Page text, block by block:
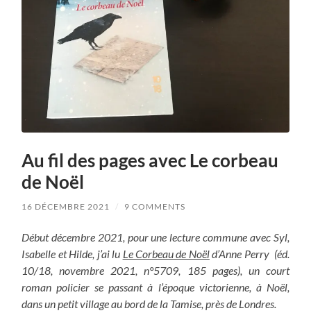
Au fil des pages avec Le corbeau
de Noël
16 DÉCEMBRE 2021 / 9 COMMENTS
Début décembre 2021, pour une lecture commune avec Syl,
Isabelle et Hilde, j’ai lu LeCorbeau de Noëld’Anne Perry (éd.
10/18, novembre 2021, n°5709, 185 pages), un court
roman policier se passant à l’époque victorienne, à Noël,
dans un petit village au bord de la Tamise, près de Londres.